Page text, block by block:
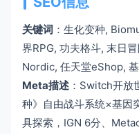
关键词 ：生化变种,
界RPG, 功夫格斗, 末日
Nordic, 任天堂eShop,
Meta描述 ：Switch开放
种》自由战斗系统×基因
具探索，IGN 6分、